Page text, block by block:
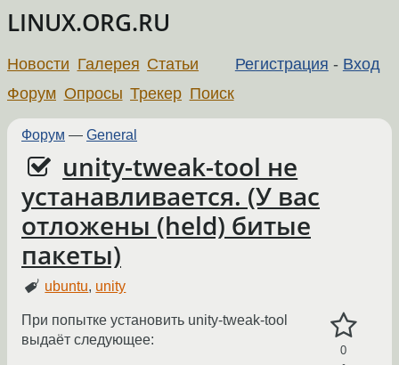
LINUX.ORG.RU
Регистрация - Вход
Новости Галерея Статьи
Форум Опросы Трекер Поиск
Форум — General
unity-tweak-tool не
устанавливается. (У вас
отложены (held) битые
пакеты)
ubuntu, unity
0
При попытке установить unity-tweak-tool
выдаёт следующее: